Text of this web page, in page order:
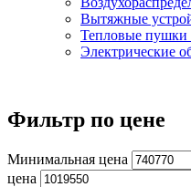
Вытяжные
Тепловые пушки
Электрические
Фильтр по цене
Минимальная цена
цена